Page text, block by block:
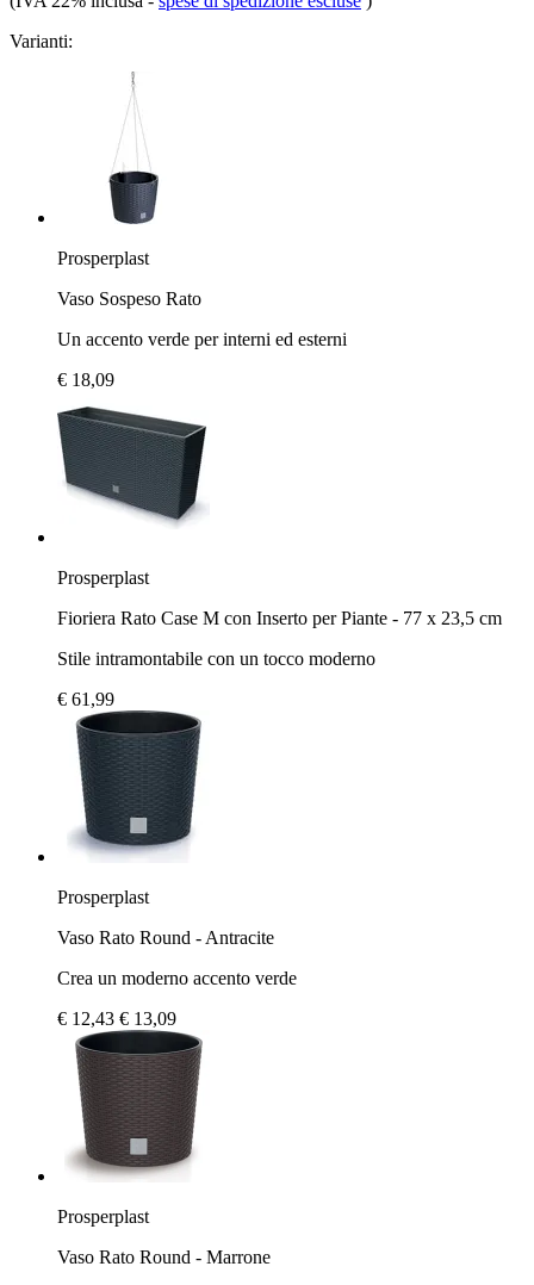
Varianti:
Prosperplast
Vaso Sospeso Rato
Un accento verde per interni ed esterni
€ 18,09
Prosperplast
Fioriera Rato Case M con Inserto per Piante - 77 x 23,5 cm
Stile intramontabile con un tocco moderno
€ 61,99
Prosperplast
Vaso Rato Round - Antracite
Crea un moderno accento verde
€ 12,43 € 13,09
Prosperplast
Vaso Rato Round - Marrone